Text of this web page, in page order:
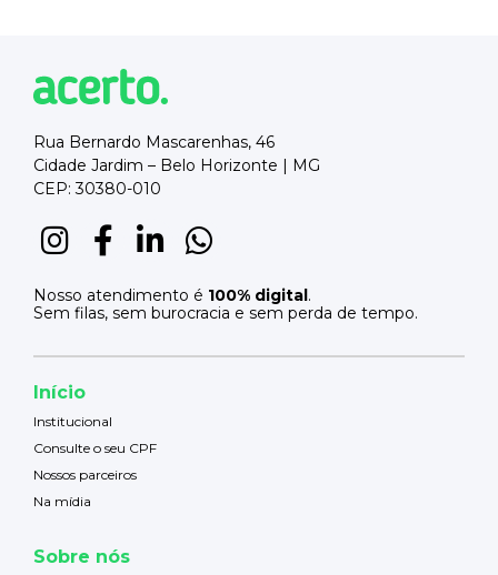
Rua Bernardo Mascarenhas, 46
Cidade Jardim – Belo Horizonte | MG
CEP: 30380-010
Nosso atendimento é 100% digital.
Sem filas, sem burocracia e sem perda de tempo.
Início
Institucional
Consulte o seu CPF
Nossos parceiros
Na mídia
Sobre nós